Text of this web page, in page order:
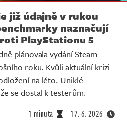
již údajně v rukou
naznačují
PlayStationu 5
plánovala vydání Steam
roku. Kvůli aktuální krizi
na léto. Uniklé
se dostal k testerům.
1 minuta 17. 6. 2026